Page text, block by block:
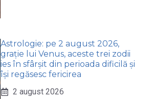
Astrologie: pe 2 august 2026,
grație lui Venus, aceste trei zodii
ies în sfârșit din perioada dificilă și
își regăsesc fericirea
2 august 2026